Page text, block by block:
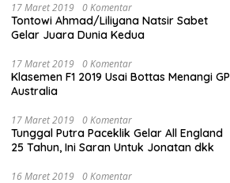
17 Maret 2019 0 Komentar
Tontowi Ahmad/Liliyana Natsir Sabet
Gelar Juara Dunia Kedua
17 Maret 2019 0 Komentar
Klasemen F1 2019 Usai Bottas Menangi GP
Australia
17 Maret 2019 0 Komentar
Tunggal Putra Paceklik Gelar All England
25 Tahun, Ini Saran Untuk Jonatan dkk
16 Maret 2019 0 Komentar